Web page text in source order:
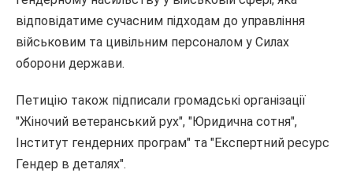
відповідатиме сучасним підходам до управління
військовим та цивільним персоналом у Силах
оборони держави.
Петицію також підписали громадські організації
"Жіночий ветеранський рух", "Юридична сотня",
Інститут гендерних програм" та "Експертний ресурс
Гендер в деталях".